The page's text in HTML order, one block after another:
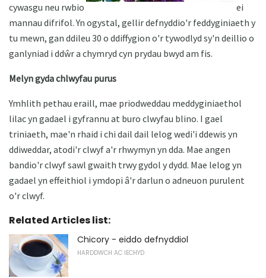
cywasgu neu rwbio
ei
mannau difrifol. Yn ogystal, gellir defnyddio'r feddyginiaeth y
tu mewn, gan ddileu 30 o ddiffygion o'r tywodlyd sy'n deillio o
ganlyniad i ddŵr a chymryd cyn prydau bwyd am fis.
Melyn gyda chlwyfau purus
Ymhlith pethau eraill, mae priodweddau meddyginiaethol
lilac yn gadael i gyfrannu at buro clwyfau blino. I gael
triniaeth, mae'n rhaid i chi dail dail lelog wedi'i ddewis yn
ddiweddar, atodi'r clwyf a'r rhwymyn yn dda. Mae angen
bandio'r clwyf sawl gwaith trwy gydol y dydd. Mae lelog yn
gadael yn effeithiol i ymdopi â'r darlun o adneuon purulent
o'r clwyf.
Related Articles list:
Chicory - eiddo defnyddiol
HARDDWCH AC IECHYD